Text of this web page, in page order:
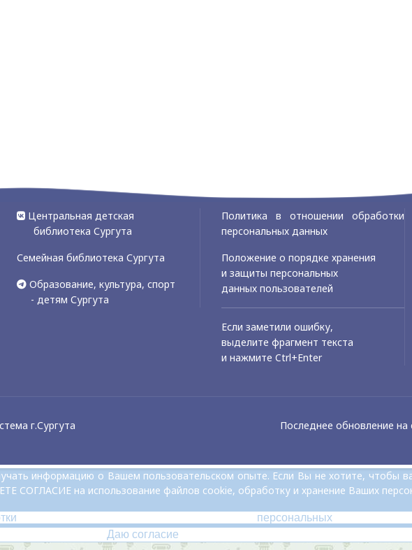
Центральная детская
библиотека Сургута
Семейная библиотека Сургута
Образование, культура, спорт
- детям Сургута
Политика в отношении обработки
персональных данных
Положение о порядке хранения
и защиты персональных
данных пользователей
Если заметили ошибку,
выделите фрагмент текста
и нажмите Ctrl+Enter
г.Сургута Последнее обновление на
информацию о Вашем пользовательском опыте. Если Вы не хотите, чтобы
СОГЛАСИЕ на использование файлов cookie, обработку и хранение Ваших
Даю согласие